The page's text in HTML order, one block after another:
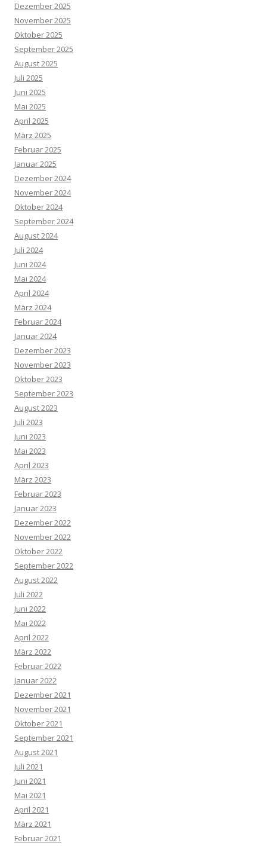
Dezember 2025
November 2025
Oktober 2025
September 2025
August 2025
Juli 2025
Juni 2025
Mai 2025
April 2025
März 2025
Februar 2025
Januar 2025
Dezember 2024
November 2024
Oktober 2024
September 2024
August 2024
Juli 2024
Juni 2024
Mai 2024
April 2024
März 2024
Februar 2024
Januar 2024
Dezember 2023
November 2023
Oktober 2023
September 2023
August 2023
Juli 2023
Juni 2023
Mai 2023
April 2023
März 2023
Februar 2023
Januar 2023
Dezember 2022
November 2022
Oktober 2022
September 2022
August 2022
Juli 2022
Juni 2022
Mai 2022
April 2022
März 2022
Februar 2022
Januar 2022
Dezember 2021
November 2021
Oktober 2021
September 2021
August 2021
Juli 2021
Juni 2021
Mai 2021
April 2021
März 2021
Februar 2021